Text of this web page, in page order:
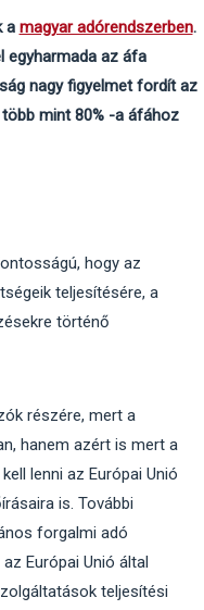
a magyar adórendszerben.
egyharmada az áfa
nagy figyelmet fordít az
mint 80% -a áfához
hogy az
teljesítésére, a
történő
részére, mert a
hanem azért is mert a
lenni az Európai Unió
is. További
forgalmi adó
Európai Unió által
teljesítési